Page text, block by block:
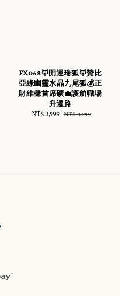
FX068🦊開運瑞狐🦊贊比
亞綠幽靈水晶九尾狐💰正
財維穩首席礦💼護航職場
升遷路
Sale
NT$ 3,999 Regular
NT$ 4,299